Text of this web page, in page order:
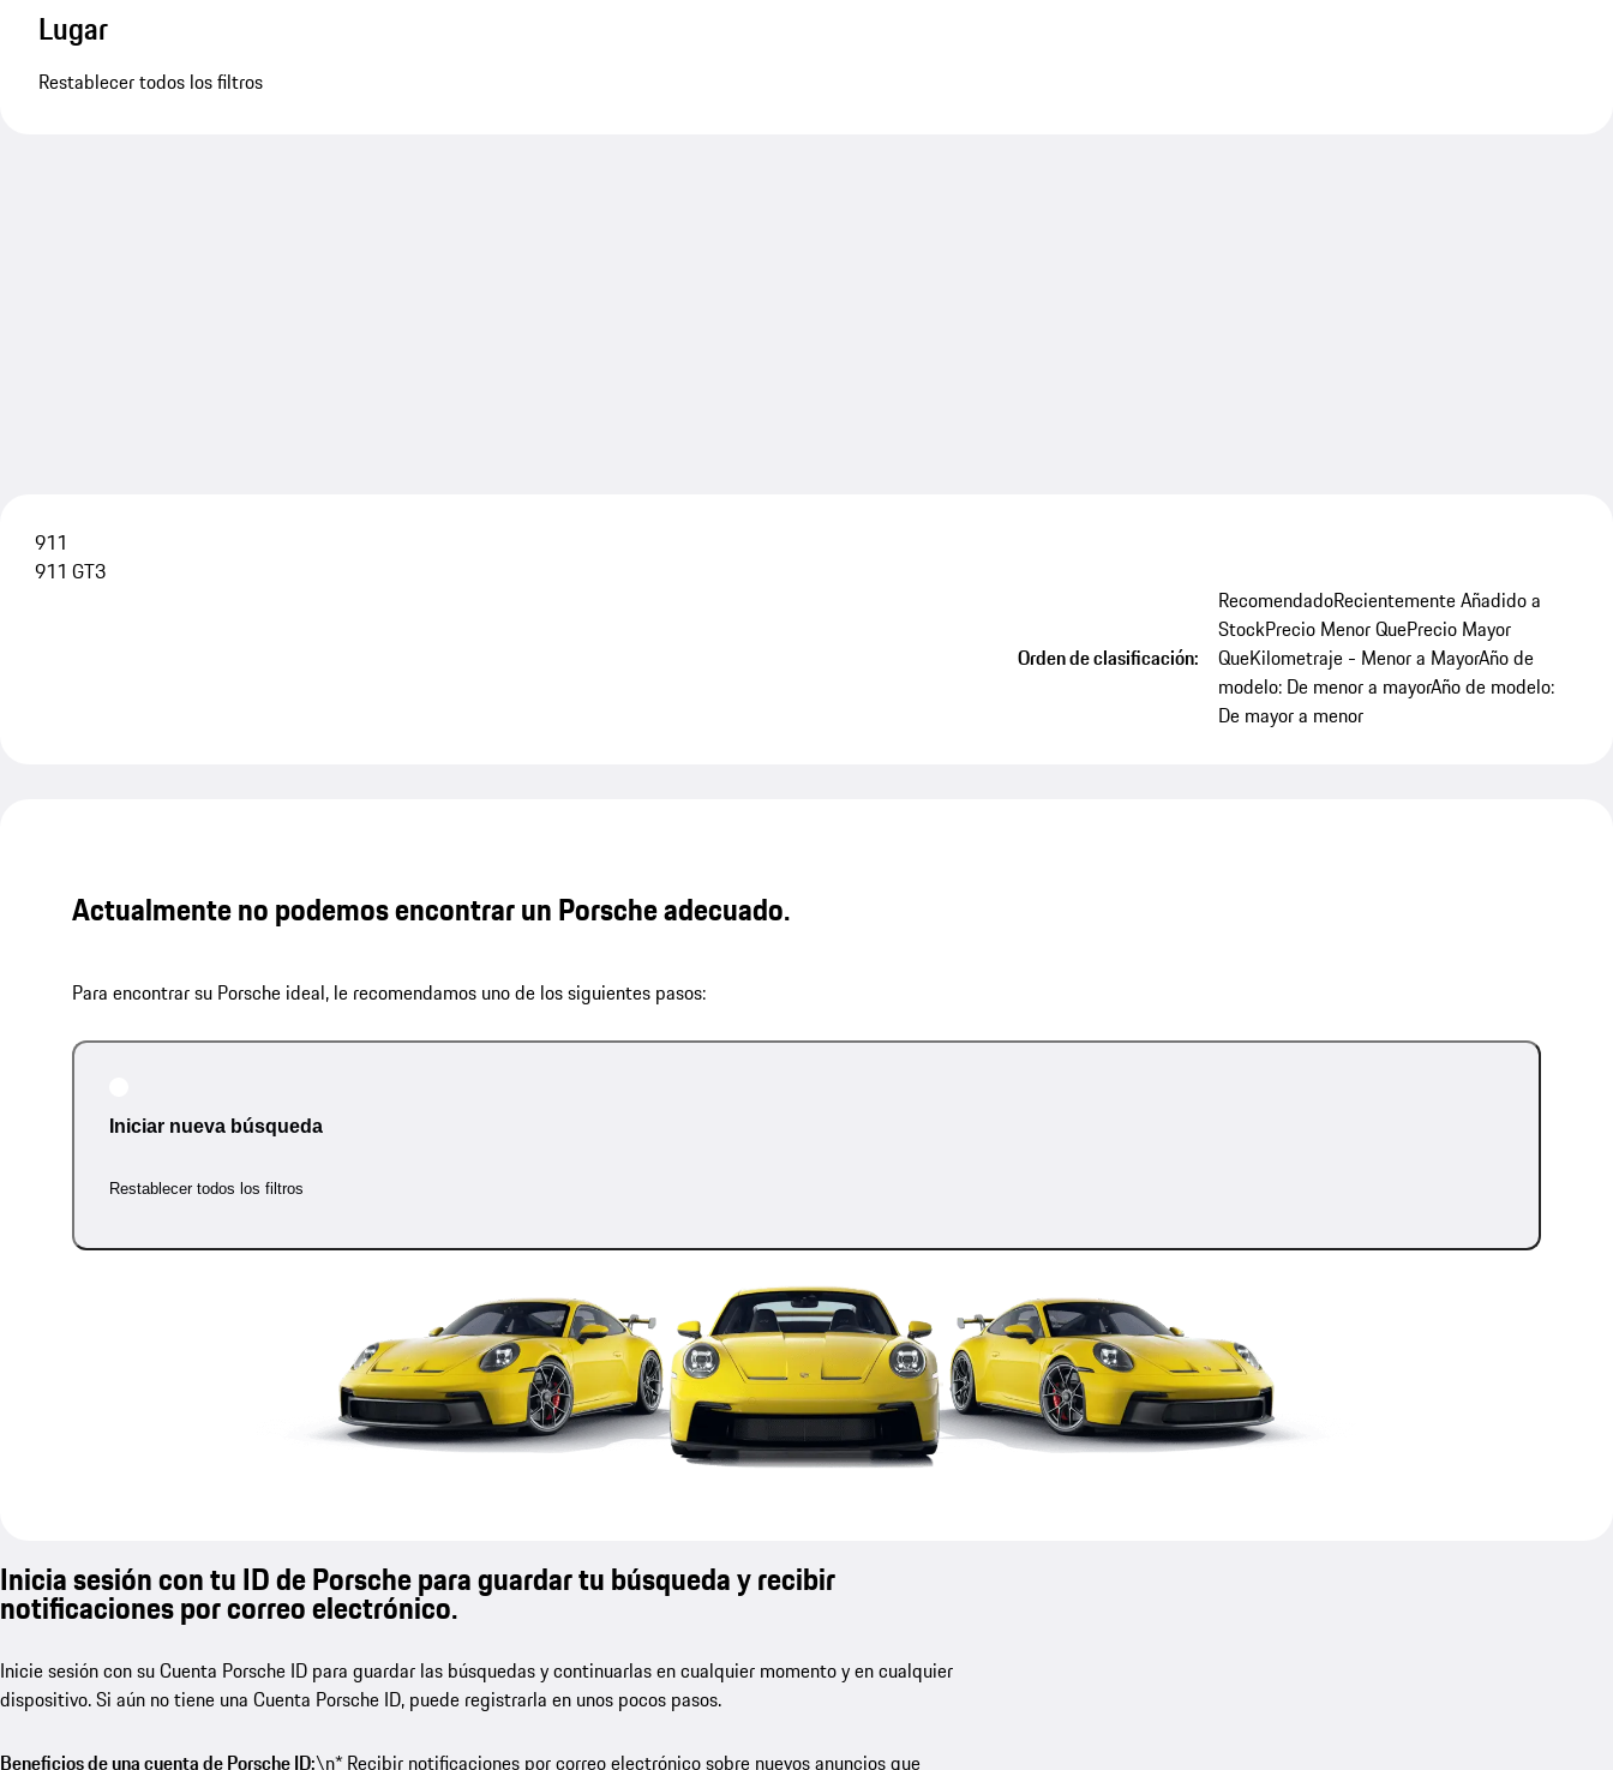
Lugar
Restablecer todos los filtros
911
911 GT3
Orden de clasificación:
RecomendadoRecientemente Añadido a
StockPrecio Menor QuePrecio Mayor
QueKilometraje - Menor a MayorAño de
modelo: De menor a mayorAño de modelo:
De mayor a menor
Actualmente no podemos encontrar un Porsche adecuado.
Para encontrar su Porsche ideal, le recomendamos uno de los siguientes pasos:
Iniciar nueva búsqueda
Restablecer todos los filtros
Inicia sesión con tu ID de Porsche para guardar tu búsqueda y recibir
notificaciones por correo electrónico.
Inicie sesión con su Cuenta Porsche ID para guardar las búsquedas y continuarlas en cualquier momento y en cualquier
dispositivo. Si aún no tiene una Cuenta Porsche ID, puede registrarla en unos pocos pasos.
Beneficios de una cuenta de Porsche ID:\n* Recibir notificaciones por correo electrónico sobre nuevos anuncios que